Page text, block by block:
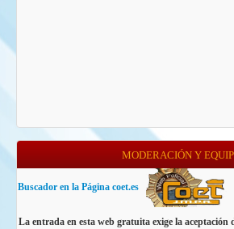
MODERACIÓN Y
Buscador en la Página coet.es
La entrada en esta web gratuita exige la aceptación